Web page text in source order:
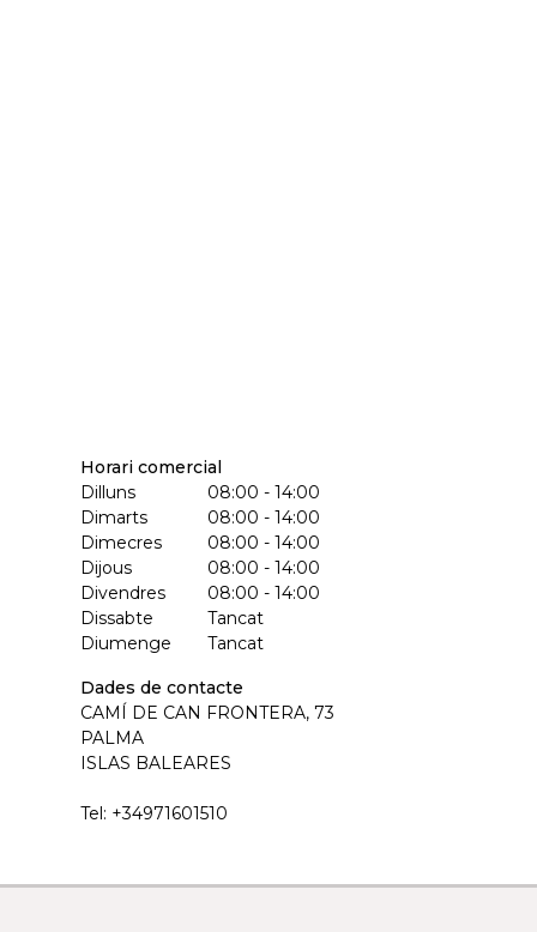
Horari comercial
Dilluns
08:00 - 14:00
Dimarts
08:00 - 14:00
Dimecres
08:00 - 14:00
Dijous
08:00 - 14:00
Divendres
08:00 - 14:00
Dissabte
Tancat
Diumenge
Tancat
Dades de contacte
CAMÍ DE CAN FRONTERA, 73
PALMA
ISLAS BALEARES
Tel: +34971601510